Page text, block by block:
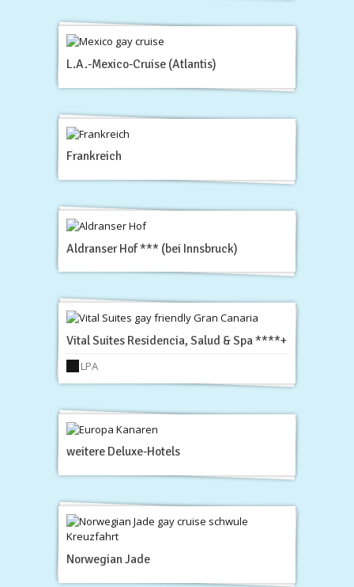
L.A.-Mexico-Cruise (Atlantis)
Frankreich
Aldranser Hof *** (bei Innsbruck)
Vital Suites Residencia, Salud & Spa ****+
LPA
weitere Deluxe-Hotels
Norwegian Jade